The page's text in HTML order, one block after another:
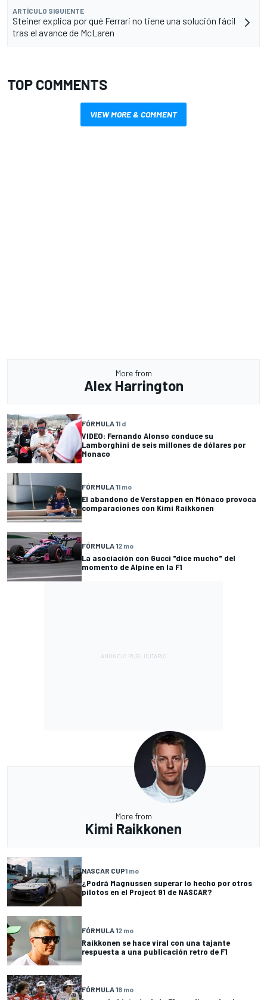
ARTÍCULO SIGUIENTE
Steiner explica por qué Ferrari no tiene una solución fácil
tras el avance de McLaren
TOP COMMENTS
VIEW MORE & COMMENT
More from
Alex Harrington
FÓRMULA 11 d
VIDEO: Fernando Alonso conduce su
Lamborghini de seis millones de dólares por
Monaco
FÓRMULA 11 mo
El abandono de Verstappen en Mónaco provoca
comparaciones con Kimi Raikkonen
FÓRMULA 12 mo
La asociación con Gucci "dice mucho" del
momento de Alpine en la F1
More from
Kimi Raikkonen
NASCAR CUP1 mo
¿Podrá Magnussen superar lo hecho por otros
pilotos en el Project 91 de NASCAR?
FÓRMULA 12 mo
Raikkonen se hace viral con una tajante
respuesta a una publicación retro de F1
FÓRMULA 18 mo